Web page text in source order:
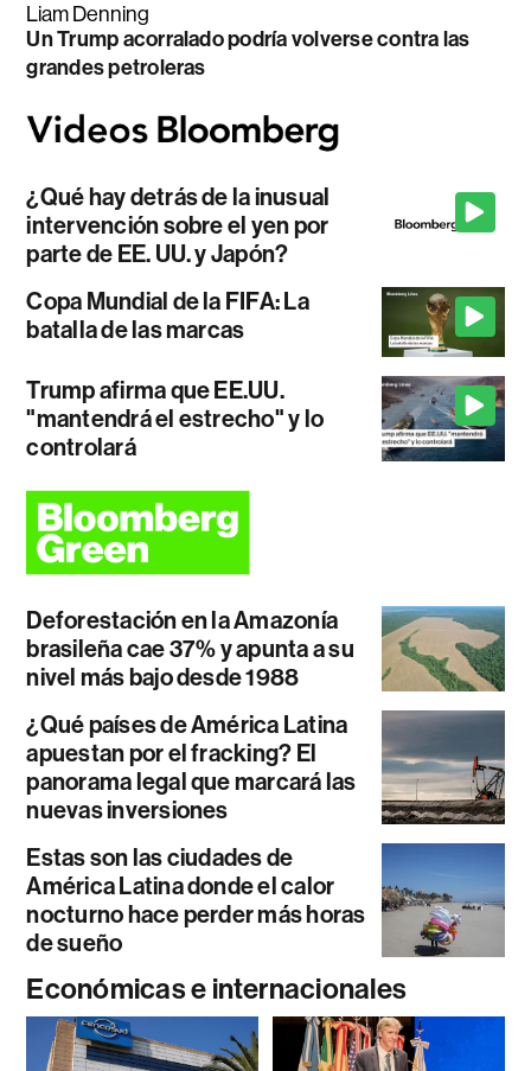
Liam Denning
Un Trump acorralado podría volverse contra las
grandes petroleras
¿Qué hay detrás de la inusual
intervención sobre el yen por
parte de EE. UU. y Japón?
Copa Mundial de la FIFA: La
batalla de las marcas
Trump afirma que EE.UU.
"mantendrá el estrecho" y lo
controlará
Deforestación en la Amazonía
brasileña cae 37% y apunta a su
nivel más bajo desde 1988
¿Qué países de América Latina
apuestan por el fracking? El
panorama legal que marcará las
nuevas inversiones
Estas son las ciudades de
América Latina donde el calor
nocturno hace perder más horas
de sueño
Económicas e internacionales